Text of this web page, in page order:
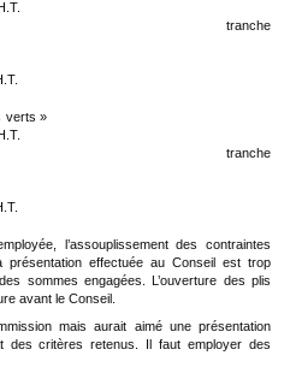
tranche
verts »
tranche
l’assouplissement des contraintes
effectuée au Conseil est trop
sommes engagées. L’ouverture des plis
avant le Conseil.
mais aurait aimé une présentation
des critères retenus. Il faut employer des